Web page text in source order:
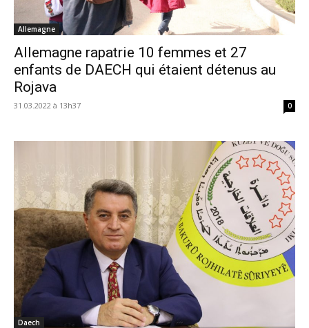
Allemagne
Allemagne rapatrie 10 femmes et 27
enfants de DAECH qui étaient détenus au
Rojava
31.03.2022 à 13h37 0
Daech